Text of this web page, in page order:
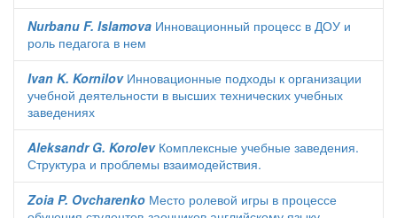
Nurbanu F. Islamova Инновационный процесс в ДОУ и
роль педагога в нем
Ivan K. KornilovИнновационные подходы к организации
учебной деятельности в высших технических учебных
заведениях
Aleksandr G. KorolevКомплексные учебные заведения.
Структура и проблемы взаимодействия.
Zoia P. Ovcharenko Место ролевой игры в процессе